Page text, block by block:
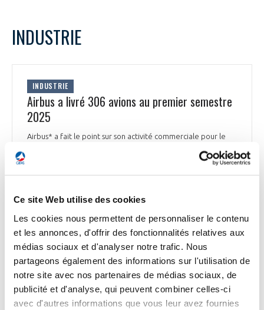
Ce site Web utilise des cookies
Les cookies nous permettent de personnaliser le contenu
et les annonces, d'offrir des fonctionnalités relatives aux
médias sociaux et d'analyser notre trafic. Nous
partageons également des informations sur l'utilisation de
notre site avec nos partenaires de médias sociaux, de
publicité et d'analyse, qui peuvent combiner celles-ci
avec d'autres informations que vous leur avez fournies
INDUSTRIE
INDUSTRIE
Airbus a livré 306 avions au premier semestre
2025
Airbus* a fait le point sur son activité commerciale pour le
35 clients et reçu 203 commandes brutes au cours du mois.
enregistré 402 commandes nettes sur cette période.
environ 820 livraisons d'avions commerciaux en 2025.
Ensemble de la presse du 9 juillet 2025